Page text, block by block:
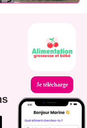
Je télécharge